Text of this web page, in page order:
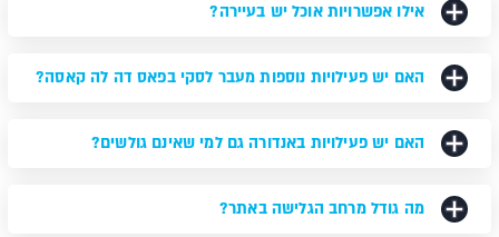
אילו אפשרויות אוכל יש בעיירה?
האם יש פעילויות נוספות מעבר לסקי בפאס דה לה קאסה?
האם יש פעילויות באנדורה גם למי שאינם גולשים?
מה גודל מרחב הגלישה באתר?